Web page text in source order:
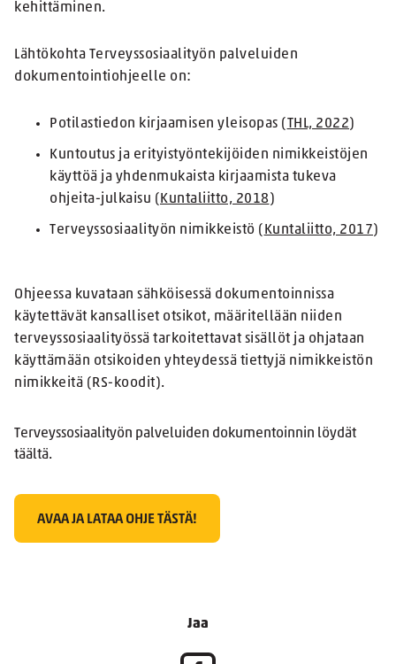
kehittäminen.
Lähtökohta Terveyssosiaalityön palveluiden
dokumentointiohjeelle on:
Potilastiedon kirjaamisen yleisopas (THL, 2022)
Kuntoutus ja erityistyöntekijöiden nimikkeistöjen
käyttöä ja yhdenmukaista kirjaamista tukeva
ohjeita-julkaisu (Kuntaliitto, 2018 )
Terveyssosiaalityön nimikkeistö ( Kuntaliitto, 2017)
Ohjeessa kuvataan sähköisessä dokumentoinnissa
käytettävät kansalliset otsikot, määritellään niiden
terveyssosiaalityössä tarkoitettavat sisällöt ja ohjataan
käyttämään otsikoiden yhteydessä tiettyjä nimikkeistön
nimikkeitä (RS-koodit).
Terveyssosiaalityön palveluiden dokumentoinnin löydät
täältä.
AVAA JA LATAA OHJE TÄSTÄ!
Jaa